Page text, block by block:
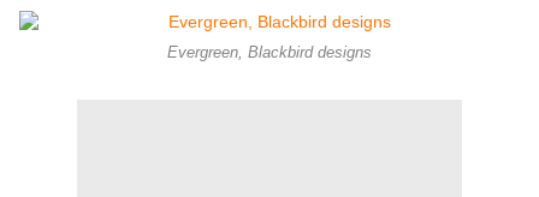
Evergreen, Blackbird designs